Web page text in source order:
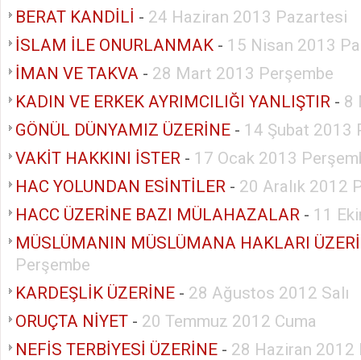
BERAT KANDİLİ - 24 Haziran 2013 Pazartesi
İSLAM İLE ONURLANMAK - 15 Nisan 2013
İMAN VE TAKVA - 28 Mart 2013 Perşembe
KADIN VE ERKEK AYRIMCILIĞI YANLIŞTIR - 8
GÖNÜL DÜNYAMIZ ÜZERİNE - 14 Şubat 2013
VAKİT HAKKINI İSTER - 17 Ocak 2013
HAC YOLUNDAN ESİNTİLER - 20 Aralık 2012
HACC ÜZERİNE BAZI MÜLAHAZALAR - 11
MÜSLÜMANIN MÜSLÜMANA HAKLARI
Perşembe
KARDEŞLİK ÜZERİNE - 28 Ağustos 2012 Salı
ORUÇTA NİYET - 20 Temmuz 2012 Cuma
NEFİS TERBİYESİ ÜZERİNE - 28 Haziran 2012